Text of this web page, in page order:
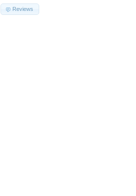
Reviews